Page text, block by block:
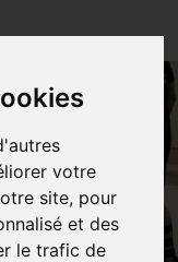
votre
site, pour
et des
le trafic de